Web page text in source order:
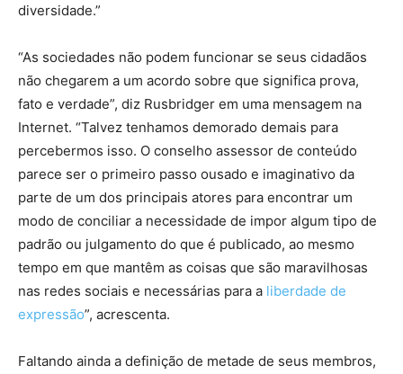
diversidade.”
“As sociedades não podem funcionar se seus cidadãos
não chegarem a um acordo sobre que significa prova,
fato e verdade”, diz Rusbridger em uma mensagem na
Internet. “Talvez tenhamos demorado demais para
percebermos isso. O conselho assessor de conteúdo
parece ser o primeiro passo ousado e imaginativo da
parte de um dos principais atores para encontrar um
modo de conciliar a necessidade de impor algum tipo de
padrão ou julgamento do que é publicado, ao mesmo
tempo em que mantêm as coisas que são maravilhosas
nas redes sociais e necessárias para a liberdade de
expressão”, acrescenta.
Faltando ainda a definição de metade de seus membros,